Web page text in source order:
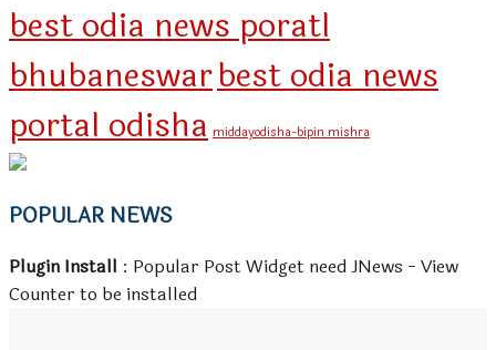
best odia news poratl
bhubaneswarbest odia news
portal odisha middayodisha-bipin mishra
POPULAR NEWS
Plugin Install : Popular Post Widget need JNews - View
Counter to be installed